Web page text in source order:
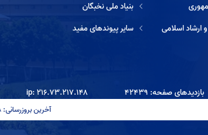
بازدیدهای صفحه: ۴۲۴۳۹ ip: ۲۱۶.۷۳.۲۱۷.۱۴۸
آخرین بروزرسانی: ۱۴۰۵/۰۵/۱۸ ۱۴:۱۴ آخرین بروزرسانی صفحه: ۱۴۰۵/۰۵/۱۸ ۱۴:۳۹